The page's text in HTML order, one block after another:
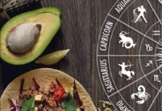
como os de Osíris
prática de recolher
para a associação de
representação com a